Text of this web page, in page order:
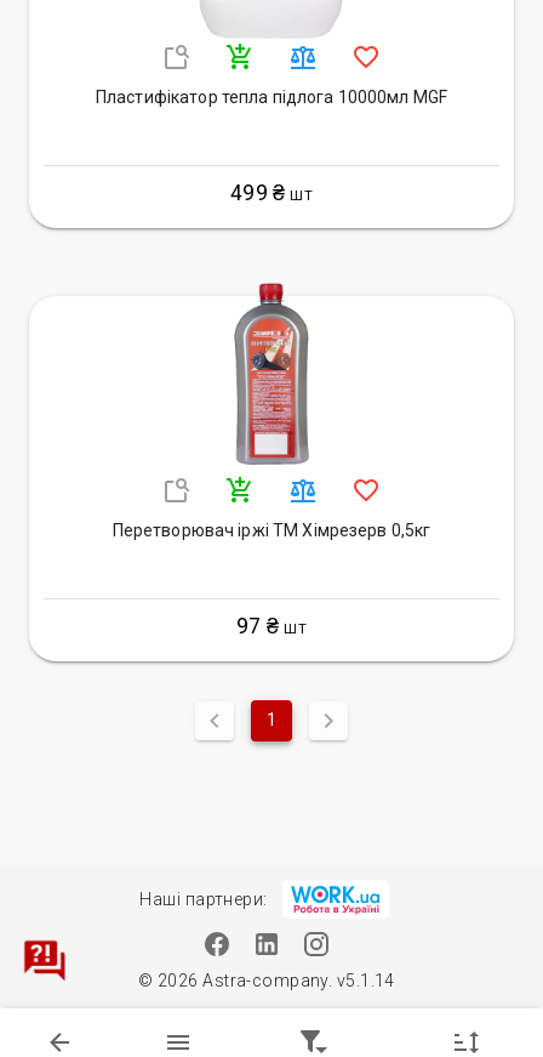
Пластифікатор тепла підлога 10000мл MGF
499 ₴ШТ
Перетворювач іржі ТМ Хімрезерв 0,5кг
97 ₴ШТ
1
Наші партнери:
© 2026 Astra-company. v5.1.14